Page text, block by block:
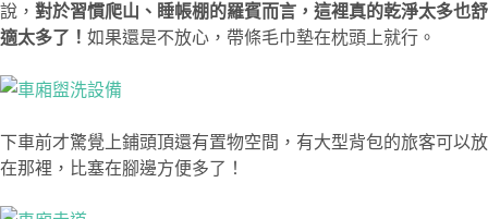
說， 對於習慣爬山、睡帳棚的羅賓而言，這裡真的乾淨太多也舒
適太多了！ 如果還是不放心，帶條毛巾墊在枕頭上就行。
下車前才驚覺上鋪頭頂還有置物空間，有大型背包的旅客可以放
在那裡，比塞在腳邊方便多了！